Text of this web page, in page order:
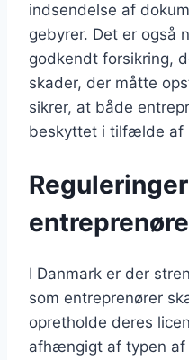
indsendelse af
gebyrer. Det er også
godkendt forsikring,
skader, der måtte
sikrer, at både
beskyttet i tilfælde af
I Danmark er der
som entreprenører
opretholde deres
afhængigt af typen